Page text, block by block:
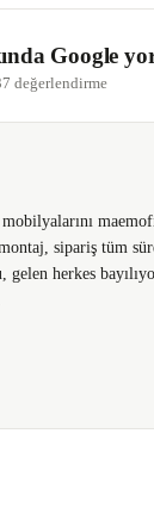
Google
değerlendirme
sipariş tüm
herkes